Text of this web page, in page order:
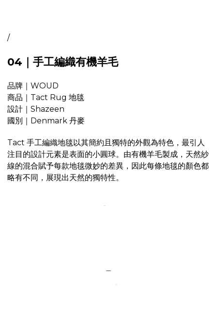
/
04｜手工編織有機羊毛
品牌｜WOUD
商品｜Tact Rug 地毯
設計｜Shazeen
國別｜Denmark 丹麥
Tact 手工編織地毯以其簡約且獨特的外觀為特色，最引人
注目的設計元素是表面的小圓球。由有機羊毛製成，天然紗
線的混合賦予每款地毯微妙的差異，因此每條地毯的顏色都
略有不同，展現出天然的獨特性。